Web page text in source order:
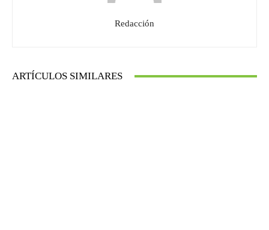
Redacción
ARTÍCULOS SIMILARES